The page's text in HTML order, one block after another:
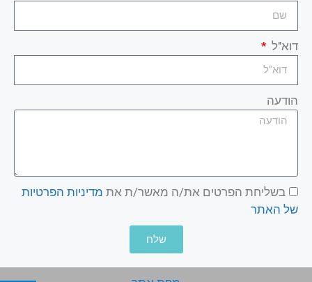
דוא"ל
הודעה
בשליחת הפרטים את/ה מאשר/ת את מדיניות הפרטיות
של האתר
שלח